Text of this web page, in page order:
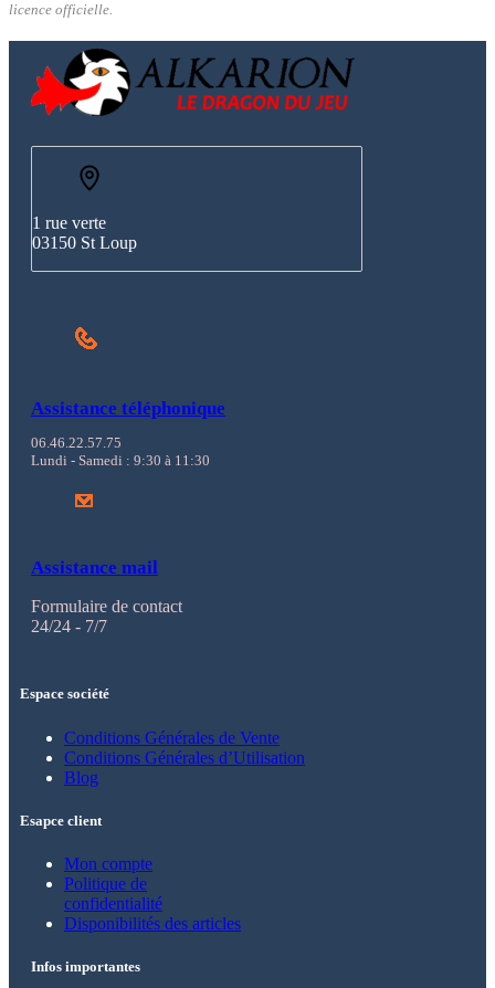
licence officielle.
1 rue verte
03150 St Loup
Assistance téléphonique
06.46.22.57.75
Lundi - Samedi : 9:30 à 11:30
Assistance mail
Formulaire de contact
24/24 - 7/7
Espace société
Conditions Générales de Vente
Conditions Générales d’Utilisation
Blog
Esapce client
Mon compte
Politique de
confidentialité
Disponibilités des articles
Infos importantes